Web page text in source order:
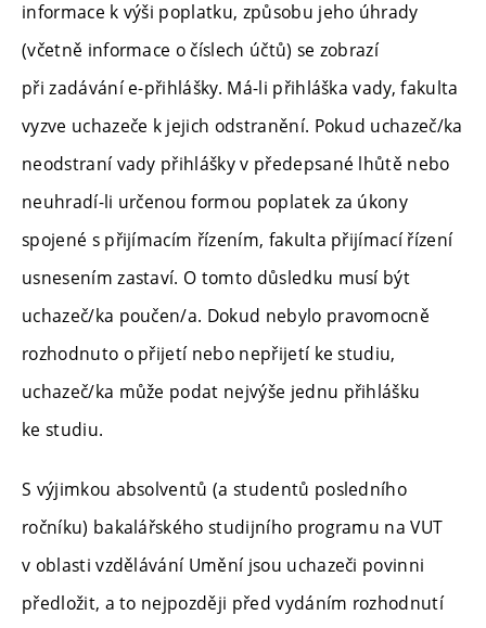
informace k výši poplatku, způsobu jeho úhrady
(včetně informace o číslech účtů) se zobrazí
při zadávání e-přihlášky. Má-li přihláška vady, fakulta
vyzve uchazeče k jejich odstranění. Pokud uchazeč/ka
neodstraní vady přihlášky v předepsané lhůtě nebo
neuhradí-li určenou formou poplatek za úkony
spojené s přijímacím řízením, fakulta přijímací řízení
usnesením zastaví. O tomto důsledku musí být
uchazeč/ka poučen/a. Dokud nebylo pravomocně
rozhodnuto o přijetí nebo nepřijetí ke studiu,
uchazeč/ka může podat nejvýše jednu přihlášku
ke studiu.
S výjimkou absolventů (a studentů posledního
ročníku) bakalářského studijního programu na VUT
v oblasti vzdělávání Umění jsou uchazeči povinni
předložit, a to nejpozději před vydáním rozhodnutí